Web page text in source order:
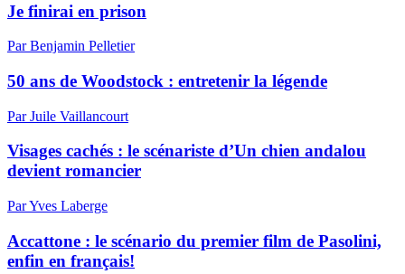
Je finirai en prison
Par Benjamin Pelletier
50 ans de Woodstock : entretenir la légende
Par Juile Vaillancourt
Visages cachés : le scénariste d’Un chien andalou
devient romancier
Par Yves Laberge
Accattone : le scénario du premier film de Pasolini,
enfin en français!